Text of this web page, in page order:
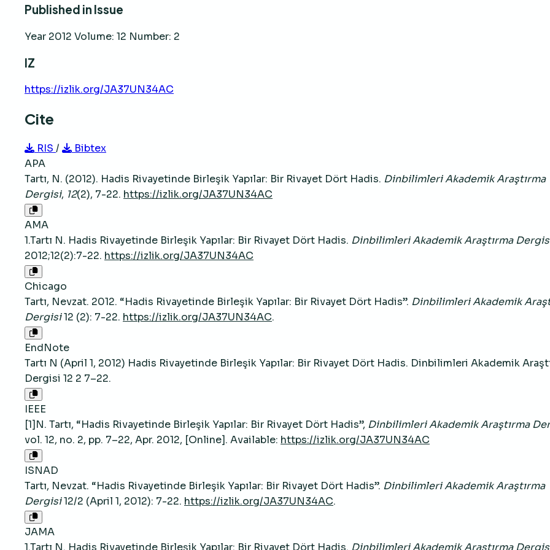
Published in Issue
Year 2012 Volume: 12 Number: 2
IZ
https://izlik.org/JA37UN34AC
Cite
RIS /
Bibtex
APA
Tartı, N. (2012). Hadis Rivayetinde Birleşik Yapılar: Bir Rivayet Dört Hadis. Dinbilimleri Akademik Araştırma
Dergisi, 12(2), 7-22. https://izlik.org/JA37UN34AC
AMA
1.Tartı N. Hadis Rivayetinde Birleşik Yapılar: Bir Rivayet Dört Hadis. Dinbilimleri Akademik Araştırma
2012;12(2):7-22. https://izlik.org/JA37UN34AC
Chicago
Tartı, Nevzat. 2012. “Hadis Rivayetinde Birleşik Yapılar: Bir Rivayet Dört Hadis”. Dinbilimleri Akademik
Dergisi12 (2): 7-22. https://izlik.org/JA37UN34AC.
EndNote
Tartı N (April 1, 2012) Hadis Rivayetinde Birleşik Yapılar: Bir Rivayet Dört Hadis. Dinbilimleri Akademik
Dergisi 12 2 7–22.
IEEE
[1]N. Tartı, “Hadis Rivayetinde Birleşik Yapılar: Bir Rivayet Dört Hadis”, Dinbilimleri Akademik Araştırma
vol. 12, no. 2, pp. 7–22, Apr. 2012, [Online]. Available: https://izlik.org/JA37UN34AC
ISNAD
Tartı, Nevzat. “Hadis Rivayetinde Birleşik Yapılar: Bir Rivayet Dört Hadis”. Dinbilimleri Akademik Araştırma
Dergisi12/2 (April 1, 2012): 7-22. https://izlik.org/JA37UN34AC.
JAMA
1.Tartı N. Hadis Rivayetinde Birleşik Yapılar: Bir Rivayet Dört Hadis. Dinbilimleri Akademik Araştırma